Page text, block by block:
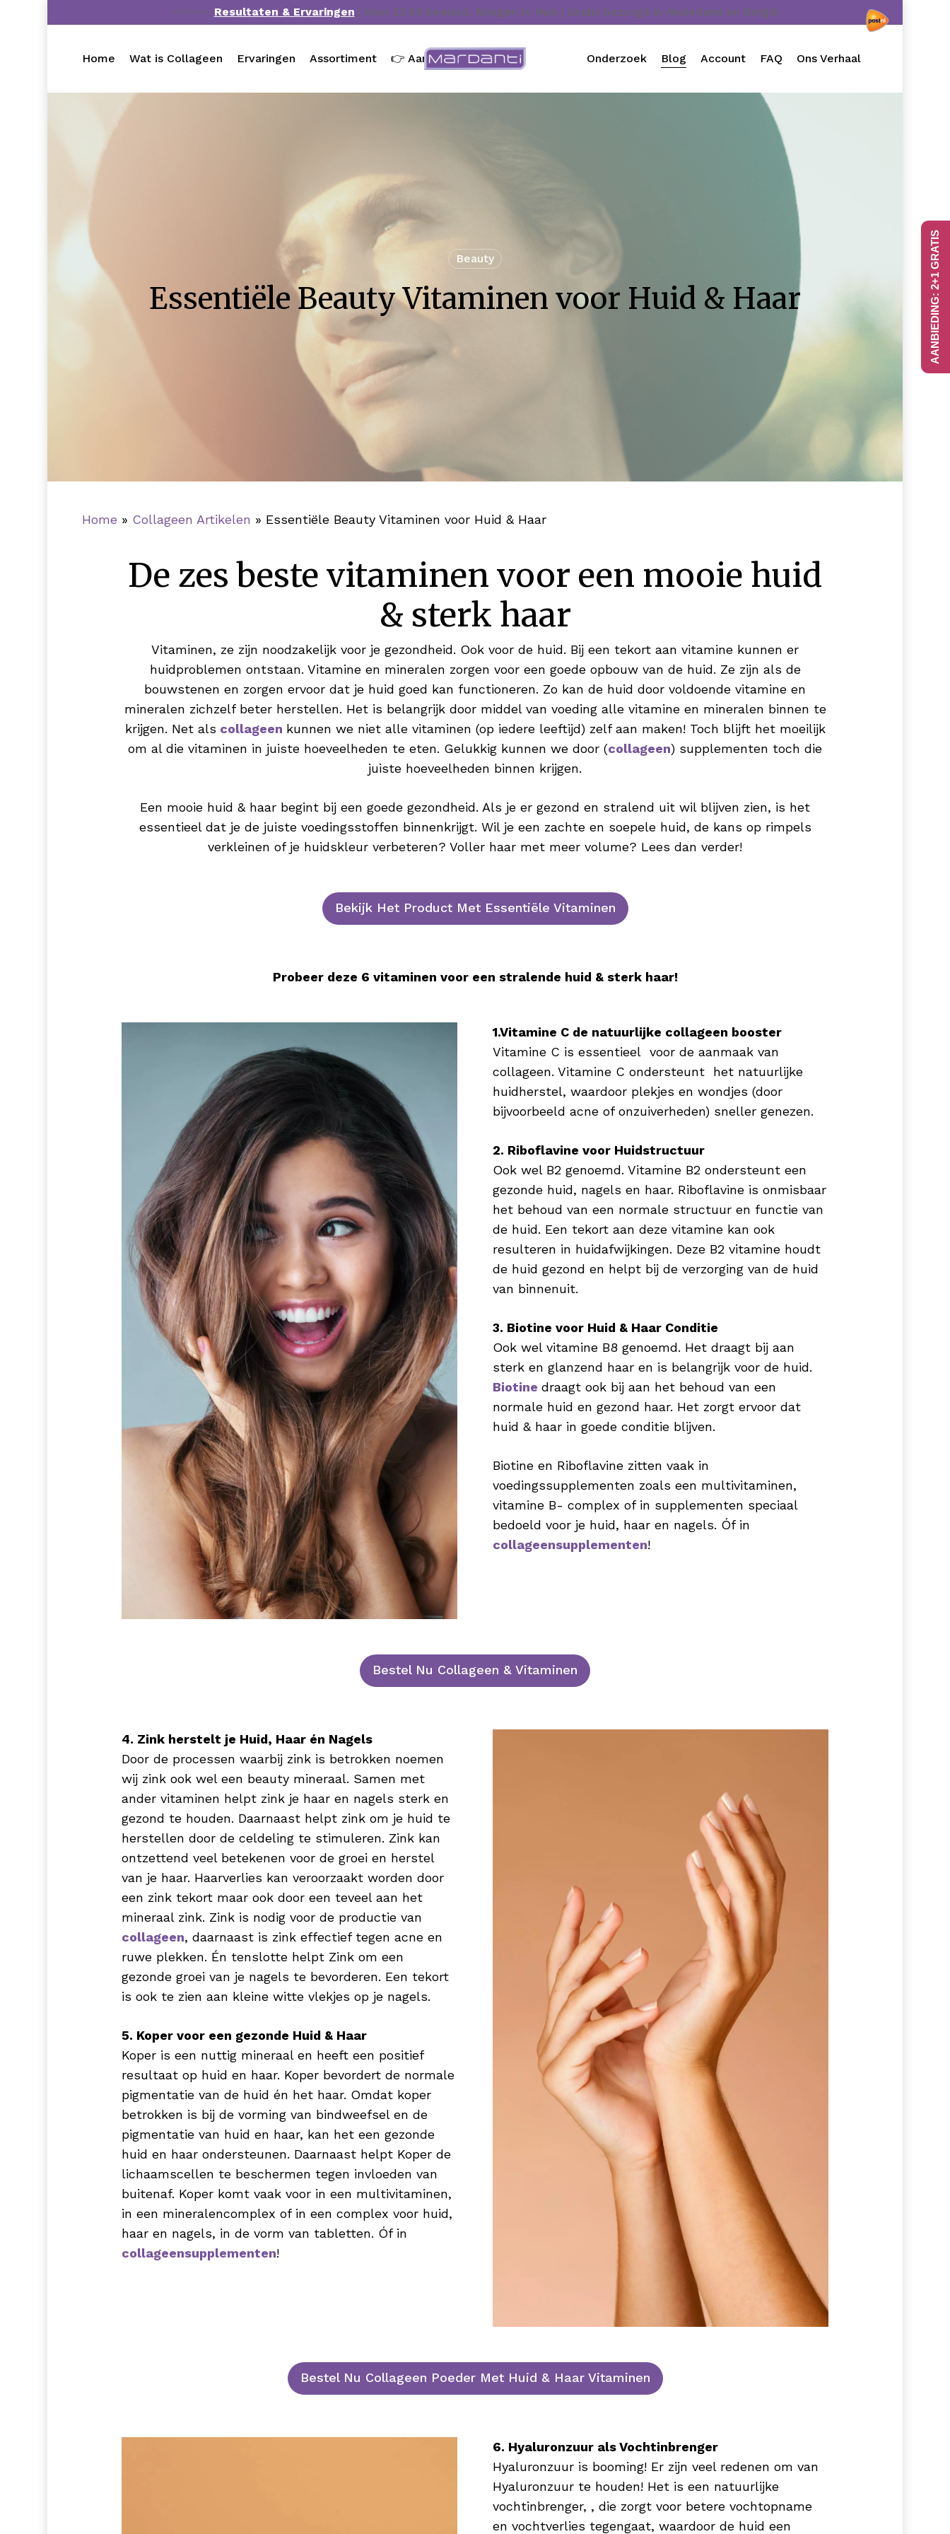
⭐⭐⭐⭐⭐ Resultaten & Ervaringen | Voor 23:59 besteld, Morgen in Huis | Gratis bezorgd in Nederland en België
Home Wat is Collageen Ervaringen Assortiment 👉 Aanbieding Onderzoek Blog Account FAQ Ons Verhaal
Beauty
Essentiële Beauty Vitaminen voor Huid & Haar
Home » Collageen Artikelen » Essentiële Beauty Vitaminen voor Huid & Haar
De zes beste vitaminen voor een mooie huid
& sterk haar
Vitaminen, ze zijn noodzakelijk voor je gezondheid. Ook voor de huid. Bij een tekort aan vitamine kunnen er
huidproblemen ontstaan. Vitamine en mineralen zorgen voor een goede opbouw van de huid. Ze zijn als de
bouwstenen en zorgen ervoor dat je huid goed kan functioneren. Zo kan de huid door voldoende vitamine en
mineralen zichzelf beter herstellen. Het is belangrijk door middel van voeding alle vitamine en mineralen binnen te
krijgen. Net als collageen kunnen we niet alle vitaminen (op iedere leeftijd) zelf aan maken! Toch blijft het moeilijk
om al die vitaminen in juiste hoeveelheden te eten. Gelukkig kunnen we door (collageen) supplementen toch die
juiste hoeveelheden binnen krijgen.
Een mooie huid & haar begint bij een goede gezondheid. Als je er gezond en stralend uit wil blijven zien, is het
essentieel dat je de juiste voedingsstoffen binnenkrijgt. Wil je een zachte en soepele huid, de kans op rimpels
verkleinen of je huidskleur verbeteren? Voller haar met meer volume? Lees dan verder!
Bekijk Het Product Met Essentiële Vitaminen
Probeer deze 6 vitaminen voor een stralende huid & sterk haar!
1.Vitamine C de natuurlijke collageen booster
Vitamine C is essentieel voor de aanmaak van
collageen. Vitamine C ondersteunt het natuurlijke
huidherstel, waardoor plekjes en wondjes (door
bijvoorbeeld acne of onzuiverheden) sneller genezen.
2. Riboflavine voor Huidstructuur
Ook wel B2 genoemd. Vitamine B2 ondersteunt een
gezonde huid, nagels en haar. Riboflavine is onmisbaar
het behoud van een normale structuur en functie van
de huid. Een tekort aan deze vitamine kan ook
resulteren in huidafwijkingen. Deze B2 vitamine houdt
de huid gezond en helpt bij de verzorging van de huid
van binnenuit.
3. Biotine voor Huid & Haar Conditie
Ook wel vitamine B8 genoemd. Het draagt bij aan
sterk en glanzend haar en is belangrijk voor de huid.
Biotine draagt ook bij aan het behoud van een
normale huid en gezond haar. Het zorgt ervoor dat
huid & haar in goede conditie blijven.
Biotine en Riboflavine zitten vaak in
voedingssupplementen zoals een multivitaminen,
vitamine B- complex of in supplementen speciaal
bedoeld voor je huid, haar en nagels. Óf in
collageensupplementen!
Bestel Nu Collageen & Vitaminen
4. Zink herstelt je Huid, Haar én Nagels
Door de processen waarbij zink is betrokken noemen
wij zink ook wel een beauty mineraal. Samen met
ander vitaminen helpt zink je haar en nagels sterk en
gezond te houden. Daarnaast helpt zink om je huid te
herstellen door de celdeling te stimuleren. Zink kan
ontzettend veel betekenen voor de groei en herstel
van je haar. Haarverlies kan veroorzaakt worden door
een zink tekort maar ook door een teveel aan het
mineraal zink. Zink is nodig voor de productie van
collageen, daarnaast is zink effectief tegen acne en
ruwe plekken. Én tenslotte helpt Zink om een
gezonde groei van je nagels te bevorderen. Een tekort
is ook te zien aan kleine witte vlekjes op je nagels.
5. Koper voor een gezonde Huid & Haar
Koper is een nuttig mineraal en heeft een positief
resultaat op huid en haar. Koper bevordert de normale
pigmentatie van de huid én het haar. Omdat koper
betrokken is bij de vorming van bindweefsel en de
pigmentatie van huid en haar, kan het een gezonde
huid en haar ondersteunen. Daarnaast helpt Koper de
lichaamscellen te beschermen tegen invloeden van
buitenaf. Koper komt vaak voor in een multivitaminen,
in een mineralencomplex of in een complex voor huid,
haar en nagels, in de vorm van tabletten. Óf in
collageensupplementen!
Bestel Nu Collageen Poeder Met Huid & Haar Vitaminen
6. Hyaluronzuur als Vochtinbrenger
Hyaluronzuur is booming! Er zijn veel redenen om van
Hyaluronzuur te houden! Het is een natuurlijke
vochtinbrenger, , die zorgt voor betere vochtopname
en vochtverlies tegengaat, waardoor de huid een
AANBIEDING: 2+1 GRATIS